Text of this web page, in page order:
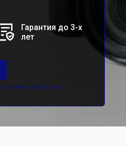
Гарантия до 3-х
лет
данных.